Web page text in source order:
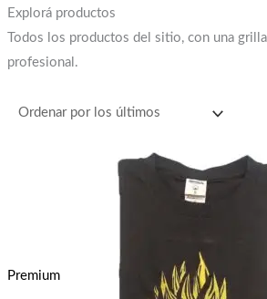
Explorá productos
Todos los productos del sitio, con una
profesional.
Premium